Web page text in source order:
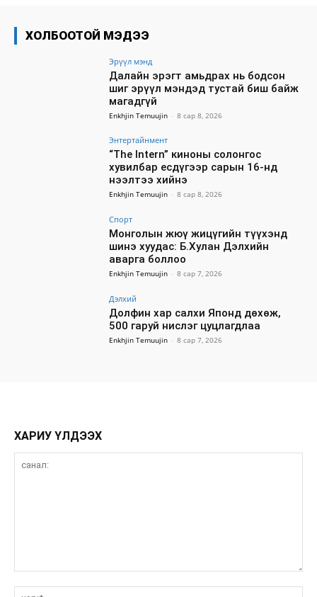
ХОЛБООТОЙ МЭДЭЭ
Эрүүл мэнд
Далайн эрэгт амьдрах нь бодсон
шиг эрүүл мэндэд тустай биш байж
магадгүй
Enkhjin Temuujin - 8 сар 8, 2026
Энтертайнмент
“The Intern” киноны солонгос
хувилбар есдүгээр сарын 16-нд
нээлтээ хийнэ
Enkhjin Temuujin - 8 сар 8, 2026
Спорт
Монголын жюү жицүгийн түүхэнд
шинэ хуудас: Б.Хулан Дэлхийн
аварга боллоо
Enkhjin Temuujin - 8 сар 7, 2026
Дэлхий
Долфин хар салхи Японд дөхөж,
500 гаруй нислэг цуцлагдлаа
Enkhjin Temuujin - 8 сар 7, 2026
ХАРИУ ҮЛДЭЭХ